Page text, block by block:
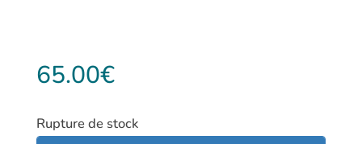
65.00€
Rupture de stock